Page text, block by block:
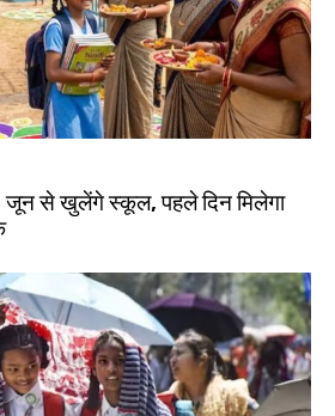
जून से खुलेंगे स्कूल, पहले दिन मिलेगा